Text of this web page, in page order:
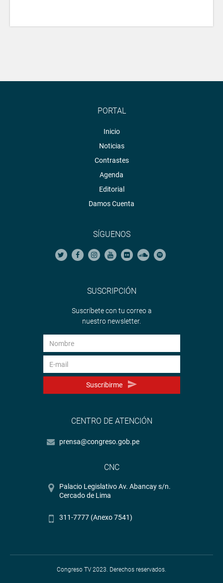
PORTAL
Inicio
Noticias
Contrastes
Agenda
Editorial
Damos Cuenta
SÍGUENOS
SUSCRIPCIÓN
Suscríbete con tu correo a
nuestro newsletter.
Suscribirme
CENTRO DE ATENCIÓN
prensa@congreso.gob.pe
CNC
Palacio Legislativo Av. Abancay s/n.
Cercado de Lima
311-7777 (Anexo 7541)
Congreso TV 2023. Derechos reservados.